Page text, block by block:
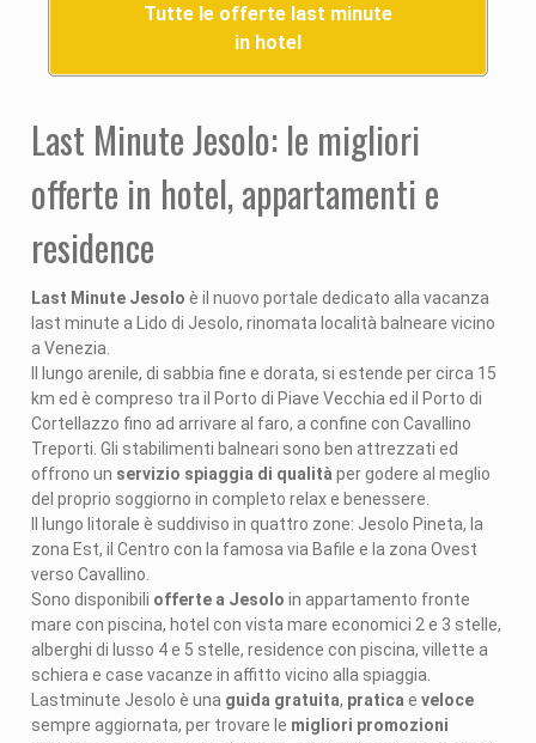
Tutte le offerte last minute
in hotel
Last Minute Jesolo: le migliori
offerte in hotel, appartamenti e
residence
Last Minute Jesolo è il nuovo portale dedicato alla vacanza
last minute a Lido di Jesolo, rinomata località balneare vicino
a Venezia.
Il lungo arenile, di sabbia fine e dorata, si estende per circa 15
km ed è compreso tra il Porto di Piave Vecchia ed il Porto di
Cortellazzo fino ad arrivare al faro, a confine con Cavallino
Treporti. Gli stabilimenti balneari sono ben attrezzati ed
offrono un servizio spiaggia di qualità per godere al meglio
del proprio soggiorno in completo relax e benessere.
Il lungo litorale è suddiviso in quattro zone: Jesolo Pineta, la
zona Est, il Centro con la famosa via Bafile e la zona Ovest
verso Cavallino.
Sono disponibili offerte a Jesolo in appartamento fronte
mare con piscina, hotel con vista mare economici 2 e 3 stelle,
alberghi di lusso 4 e 5 stelle, residence con piscina, villette a
schiera e case vacanze in affitto vicino alla spiaggia.
Lastminute Jesolo è una guida gratuita, praticaeveloce
sempre aggiornata, per trovare le migliori promozioni